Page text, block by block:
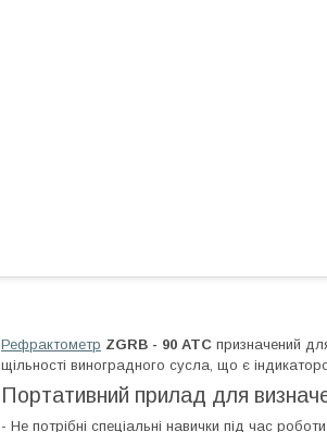
Рефрактометр ZGRB - 90 ATC призначений
щільності виноградного сусла, що є
Портативний прилад для
- Не потрібні спеціальні навички під час